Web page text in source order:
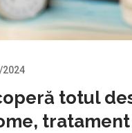
2024
totul
tratament